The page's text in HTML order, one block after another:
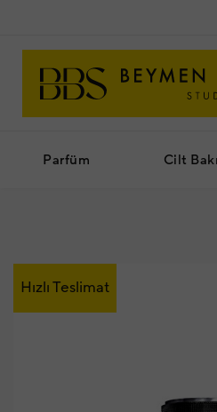
Parfüm Cilt
Hızlı Teslimat